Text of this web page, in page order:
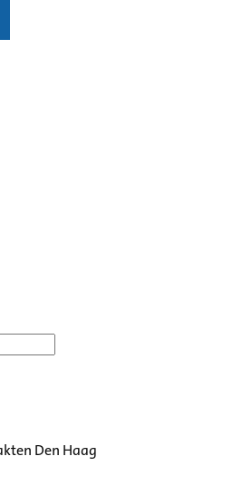
Den Haag